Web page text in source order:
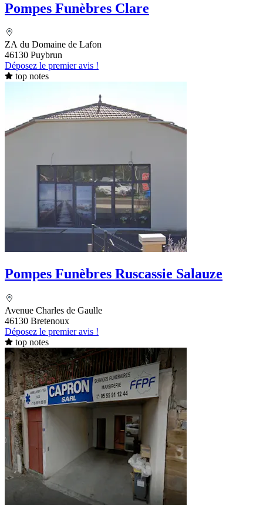
Pompes Funèbres Clare
ZA du Domaine de Lafon
46130 Puybrun
Déposez le premier avis !
top notes
Pompes Funèbres Ruscassie Salauze
Avenue Charles de Gaulle
46130 Bretenoux
Déposez le premier avis !
top notes